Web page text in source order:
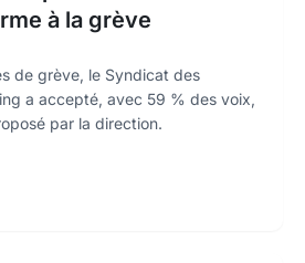
à la grève
de grève, le Syndicat des
a accepté, avec 59 % des voix,
par la direction.